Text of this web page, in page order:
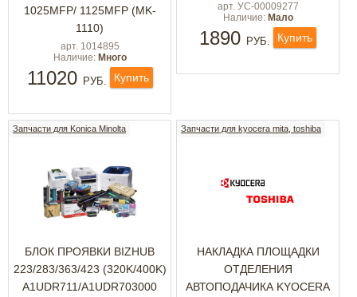
1025MFP/ 1125MFP (MK-
1110)
арт. 1014895
Наличие: Много
11020 РУБ. Купить
арт. УС-00009277
Наличие: Мало
1890 РУБ. Купить
Запчасти для Konica Minolta
БЛОК ПРОЯВКИ BIZHUB
223/283/363/423 (320K/400K)
A1UDR711/A1UDR703000
Запчасти для kyocera mita, toshiba
НАКЛАДКА ПЛОЩАДКИ
ОТДЕЛЕНИЯ
АВТОПОДАЧИКА KYOCERA